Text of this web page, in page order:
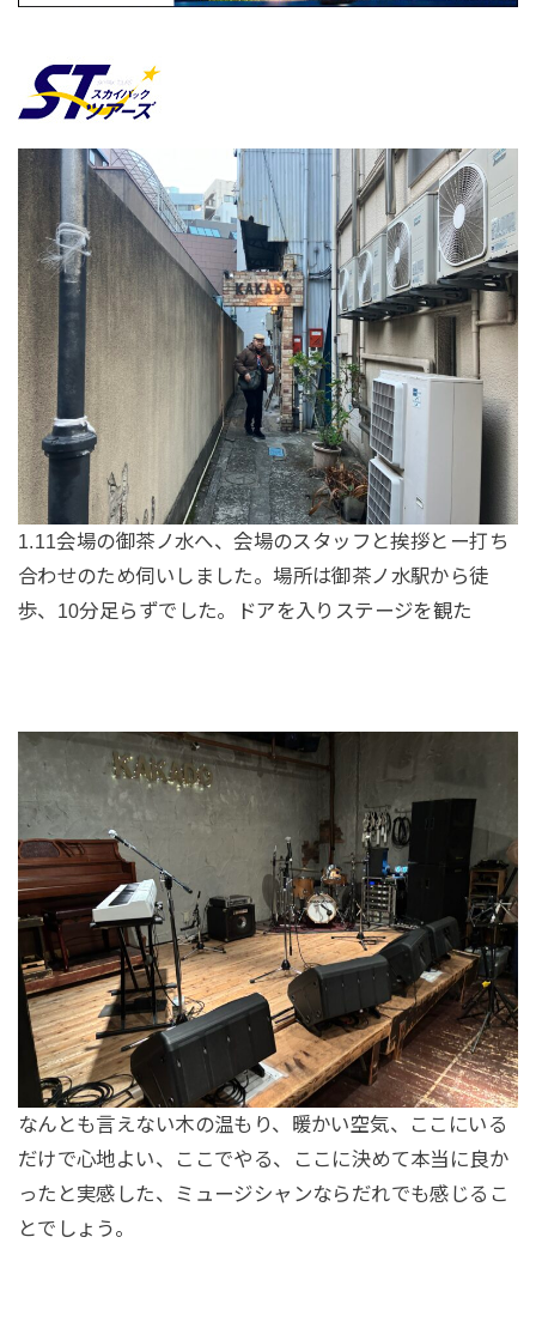
1.11会場の御茶ノ水へ、会場のスタッフと挨拶とー打ち
合わせのため伺いしました。場所は御茶ノ水駅から徒
歩、10分足らずでした。ドアを入りステージを観た
なんとも言えない木の温もり、暖かい空気、ここにいる
だけで心地よい、ここでやる、ここに決めて本当に良か
ったと実感した、ミュージシャンならだれでも感じるこ
とでしょう。